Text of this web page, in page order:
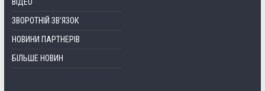
ЗВОРОТНІЙ ЗВ’ЯЗОК
НОВИНИ ПАРТНЕРІВ
БІЛЬШЕ НОВИН